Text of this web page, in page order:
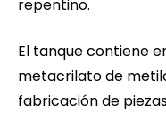
repentino.
El tanque contiene
metacrilato de
fabricación de